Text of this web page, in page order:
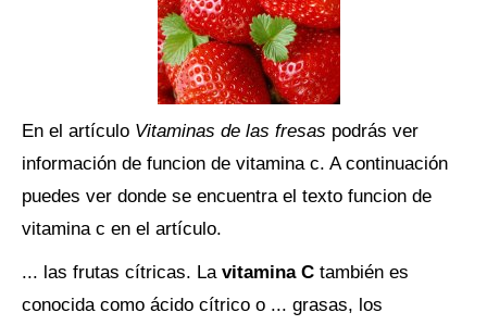
En el artículo Vitaminas de las fresas podrás ver
información de funcion de vitamina c. A continuación
puedes ver donde se encuentra el texto funcion de
vitamina c en el artículo.
... las frutas cítricas. La vitamina C también es
conocida como ácido cítrico o ... grasas, los